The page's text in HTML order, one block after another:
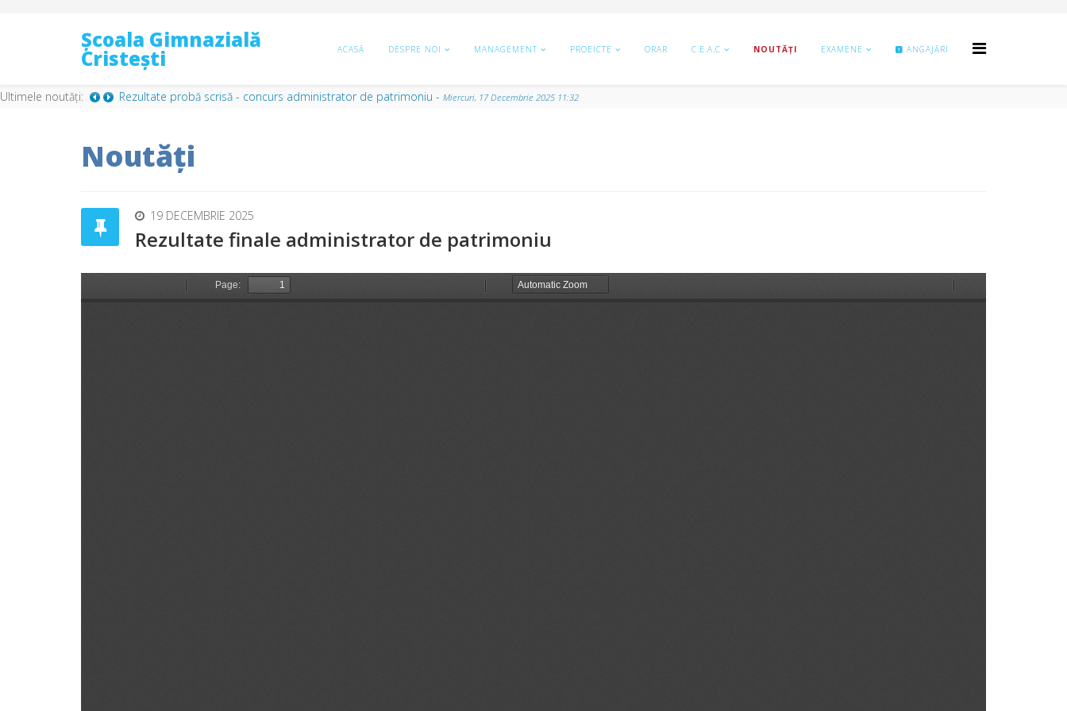
Școala Gimnazială
Cristești ACASĂ DESPRE NOI MANAGEMENT PROEICTE ORAR C.E.A.C NOUTĂȚI EXAMENE ANGAJĂRI
Ultimele noutăți: Condiții specifice de ocupare a catedrelor vacante -Miercuri, 25 Februarie 2026 18:29
Noutăți
19 DECEMBRIE 2025
Rezultate finale administrator de patrimoniu